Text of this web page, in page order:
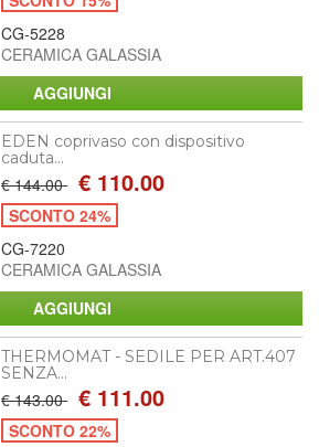
CG-5228
CERAMICA GALASSIA
EDEN coprivaso con dispositivo
caduta...
€ 144.00 € 110.00
SCONTO 24%
CG-7220
CERAMICA GALASSIA
THERMOMAT - SEDILE PER ART.407
SENZA...
€ 143.00 € 111.00
SCONTO 22%